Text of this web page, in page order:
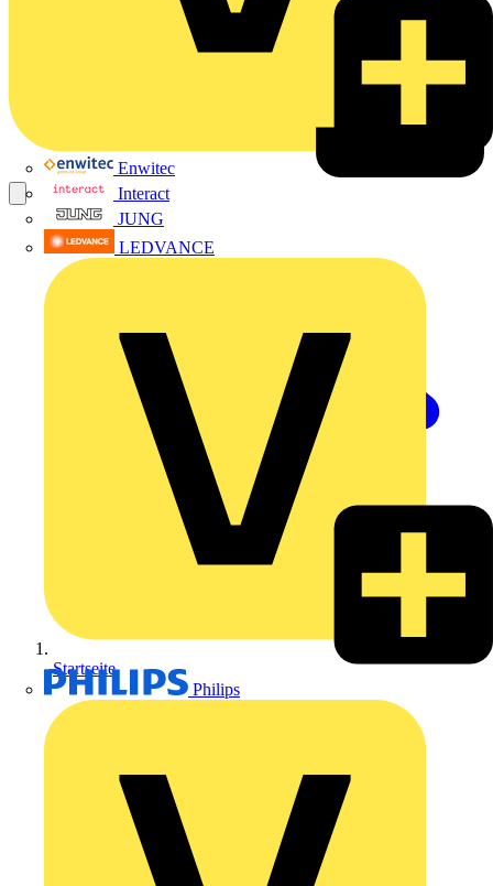
Enwitec
Interact
JUNG
LEDVANCE
Philips
Startseite